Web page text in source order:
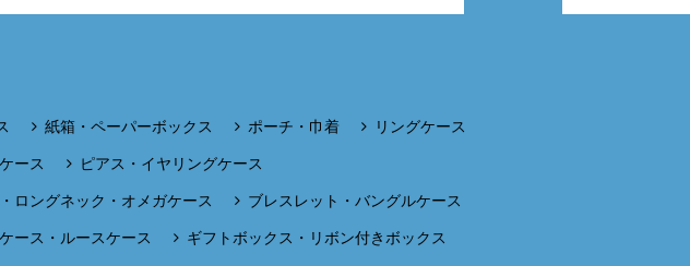
紙箱・ペーパーボックス ポーチ・巾着 リングケース
ース ピアス・イヤリングケース
ロングネック・オメガケース ブレスレット・バングルケース
ース・ルースケース ギフトボックス・リボン付きボックス